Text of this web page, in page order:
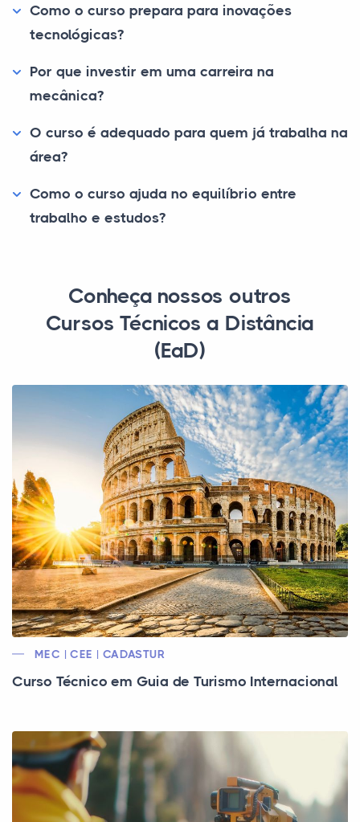
Como o curso prepara para inovações
tecnológicas?
Por que investir em uma carreira na
mecânica?
O curso é adequado para quem já trabalha na
área?
Como o curso ajuda no equilíbrio entre
trabalho e estudos?
Conheça nossos outros
Cursos Técnicos a Distância
(EaD)
MEC | CEE | CADASTUR
Curso Técnico em Guia de Turismo Internacional